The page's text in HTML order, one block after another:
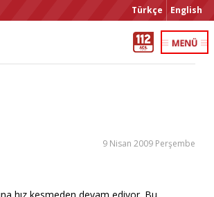
Türkçe English
9 Nisan 2009 Perşembe